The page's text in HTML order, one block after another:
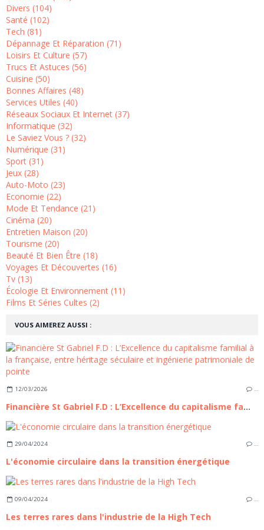
VOUS AIMEREZ AUSSI :
12/03/2026 …
Financière St Gabriel F.D : L’Excellence du capitalisme familial à la française, entre héritage séculaire et ingénierie patrimoniale de pointe
29/04/2024 …
L'économie circulaire dans la transition énergétique
09/04/2024 …
Les terres rares dans l'industrie de la High Tech
Divers (104)
Santé (102)
Tech (81)
Dépannage Et Réparation (71)
Loisirs Et Culture (57)
Trucs Et Astuces (56)
Cuisine (50)
Bonnes Affaires (48)
Services Utiles (40)
Réseaux Sociaux Et Internet (37)
Informatique (32)
Le Saviez Vous ? (32)
Numérique (31)
Sport (31)
Jeux (28)
Auto-Moto (23)
Economie (22)
Mode Et Tendance (21)
Cinéma (20)
Entretien Maison (20)
Tourisme (20)
Beauté Et Bien Être (18)
Voyages Et Découvertes (16)
Tv (13)
Écologie Et Environnement (11)
Films Et Séries Cultes (2)